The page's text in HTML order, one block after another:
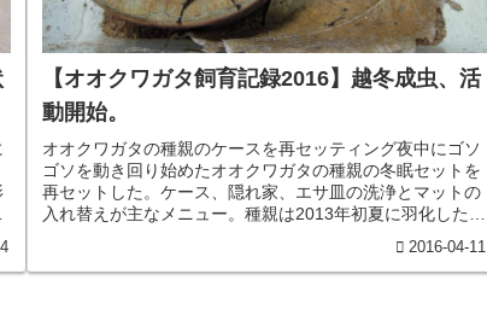
【オオクワガタ飼育記録2016】越冬成虫、活
動開始。
オオクワガタの種親のケースを再セッティング夜中にゴソ
ゴソを動き回り始めたオオクワガタの種親の冬眠セットを
再セットした。ケース、隠れ家、エサ皿の洗浄とマットの
入れ替えが主なメニュー。種親は2013年初夏に羽化した佐
2016-04-11